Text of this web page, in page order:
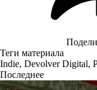
Теги материала
Indie, Devolver Digital,
Последнее